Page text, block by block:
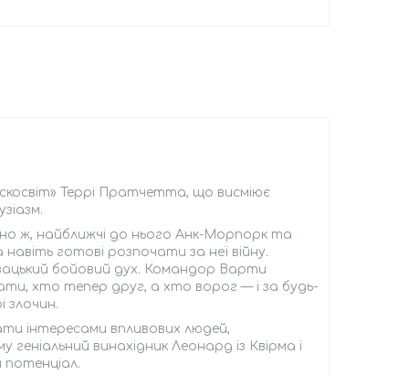
Террі Пратчетта, що висміює
ж, найближчі до нього Анк-Морпорк та
готові розпочати за неї війну.
бойовий дух. Командор Варти
хто тепер друг, а хто ворог — і за будь-
злочин.
інтересами впливових людей,
винахідник Леонард із Квірма і
потенціал.